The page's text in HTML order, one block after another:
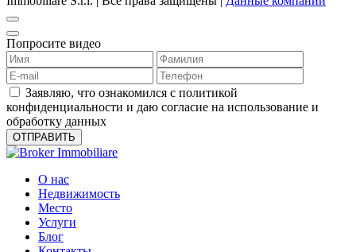
Попросите видео
Заявляю, что ознакомился с политикой
конфиденциальности и даю согласие на использование и
обработку данных
О нас
Недвижимость
Место
Услуги
Блог